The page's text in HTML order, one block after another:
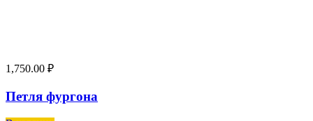
1,750.00 ₽
Петля фургона